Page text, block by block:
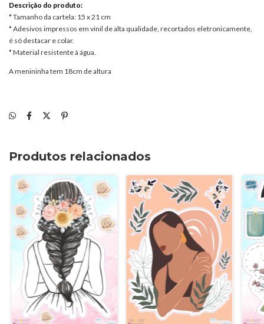
Descrição do produto:
* Tamanho da cartela: 15 x 21 cm
* Adesivos impressos em vinil de alta qualidade, recortados eletronicamente,
é só destacar e colar.
* Material resistente à água.
A menininha tem 18cm de altura
Produtos relacionados